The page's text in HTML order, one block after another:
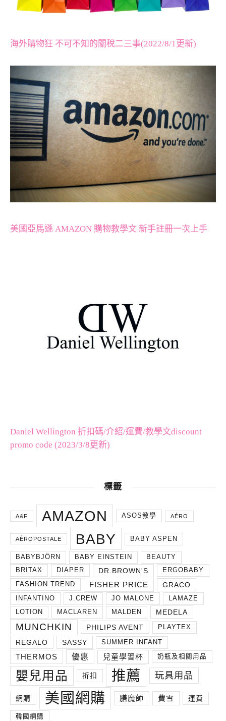
海外購物狂 不可不知的關稅二三事(2022/8/1更新)
美國亞馬遜 AMAZON 購物教學文 新手註冊一次上手
Daniel Wellington 折扣碼/介紹/運費/教學文discount
promo code (2023/3/8更新)
標籤
A&F AMAZON ASOS教學 AÉRO
AÉROPOSTALE BABY BABY ASPEN
BABYBJÖRN BABY EINSTEIN
BEAUTY
BRITAX
DIAPER DR.BROWN'S
ERGOBABY
FASHION TREND
FISHER PRICE GRACO
INFANTINO J.CREW JO MALONE
LAMAZE
LOTION
MACLAREN MALDEN MEDELA
MUNCHKIN PHILIPS AVENT PLAYTEX
REGALO SASSY SUMMER INFANT
THERMOS 優惠 兒童學習杯 奶瓶及相關用品
嬰兒用品 折扣 推薦 玩具用品
網購 美國網購 膳魔師 費雪 運費
韓國網購